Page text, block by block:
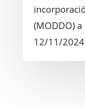
Alkora,
fortaleciendo
(MODDO)
12/11/2024